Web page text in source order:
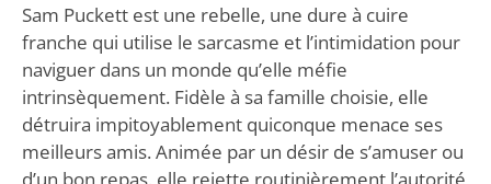
Sam Puckett est une rebelle, une dure à cuire
franche qui utilise le sarcasme et l’intimidation pour
naviguer dans un monde qu’elle méfie
intrinsèquement. Fidèle à sa famille choisie, elle
détruira impitoyablement quiconque menace ses
meilleurs amis. Animée par un désir de s’amuser ou
d’un bon repas, elle rejette routinièrement l’autorité